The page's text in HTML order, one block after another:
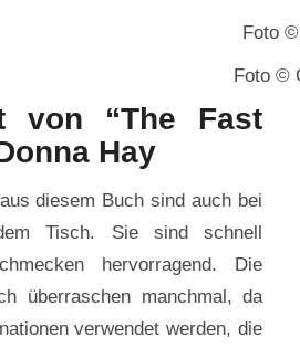
Foto ©
von “The Fast
Hay
diesem Buch sind auch bei
Tisch. Sie sind schnell
hervorragend. Die
überraschen manchmal, da
verwendet werden, die